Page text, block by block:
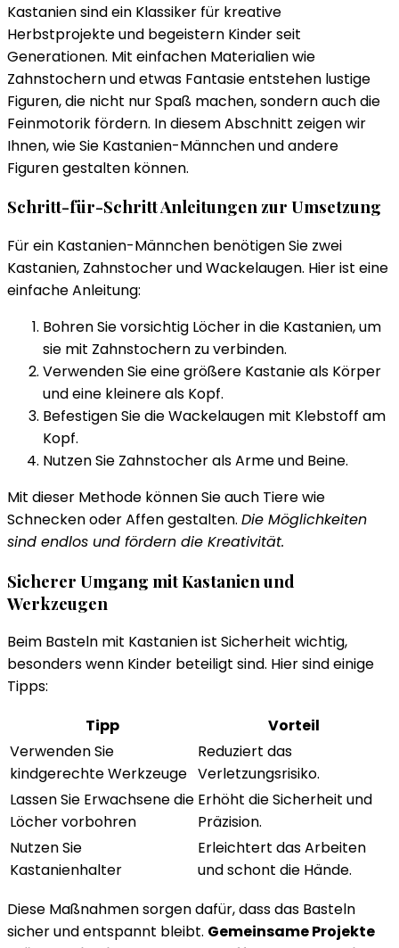
Kastanien sind ein Klassiker für kreative
Herbstprojekte und begeistern Kinder seit
Generationen. Mit einfachen Materialien wie
Zahnstochern und etwas Fantasie entstehen lustige
Figuren, die nicht nur Spaß machen, sondern auch die
Feinmotorik fördern. In diesem Abschnitt zeigen wir
Ihnen, wie Sie Kastanien-Männchen und andere
Figuren gestalten können.
Schritt-für-Schritt Anleitungen zur Umsetzung
Für ein Kastanien-Männchen benötigen Sie zwei
Kastanien, Zahnstocher und Wackelaugen. Hier ist eine
einfache Anleitung:
Bohren Sie vorsichtig Löcher in die Kastanien, um
sie mit Zahnstochern zu verbinden.
Verwenden Sie eine größere Kastanie als Körper
und eine kleinere als Kopf.
Befestigen Sie die Wackelaugen mit Klebstoff am
Kopf.
Nutzen Sie Zahnstocher als Arme und Beine.
Mit dieser Methode können Sie auch Tiere wie
Schnecken oder Affen gestalten. Die Möglichkeiten
sind endlos und fördern die Kreativität.
Sicherer Umgang mit Kastanien und
Werkzeugen
Beim Basteln mit Kastanien ist Sicherheit wichtig,
besonders wenn Kinder beteiligt sind. Hier sind einige
Tipps:
Tipp
Vorteil
Verwenden Sie
kindgerechte Werkzeuge
Reduziert das
Verletzungsrisiko.
Lassen Sie Erwachsene die
Löcher vorbohren
Erhöht die Sicherheit und
Präzision.
Nutzen Sie
Kastanienhalter
Erleichtert das Arbeiten
und schont die Hände.
Diese Maßnahmen sorgen dafür, dass das Basteln
sicher und entspannt bleibt. Gemeinsame Projekte